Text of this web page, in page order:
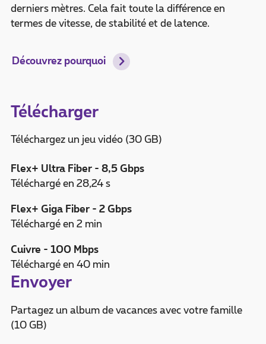
derniers mètres. Cela fait toute la différence en
termes de vitesse, de stabilité et de latence.
Découvrez pourquoi
Télécharger
Téléchargez un jeu vidéo (30 GB)
Flex+ Ultra Fiber - 8,5 Gbps
Téléchargé en 28,24 s
Flex+ Giga Fiber - 2 Gbps
Téléchargé en 2 min
Cuivre - 100 Mbps
Téléchargé en 40 min
Envoyer
Partagez un album de vacances avec votre famille
(10 GB)